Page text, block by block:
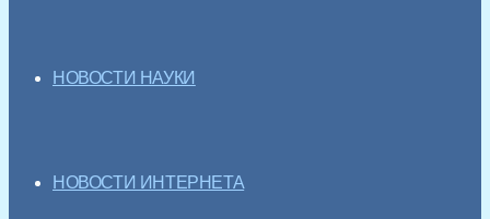
НОВОСТИ НАУКИ
НОВОСТИ ИНТЕРНЕТА